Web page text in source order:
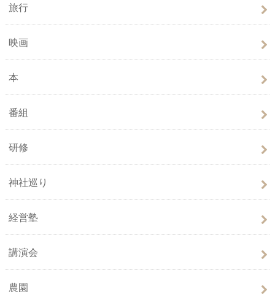
旅行
映画
本
番組
研修
神社巡り
経営塾
講演会
農園